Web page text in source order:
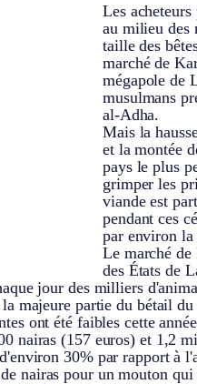
Les acheteurs
au milieu des
taille des
marché de
mégapole de
musulmans
al-Adha.
Mais la
et la montée
pays le plus
grimper les
viande est
pendant ces
par environ
Le marché
des États de
jour des milliers
majeure partie du bétail du
ont été faibles cette
nairas (157 euros) et 1,2
30% par rapport à
nairas pour un mouton qui